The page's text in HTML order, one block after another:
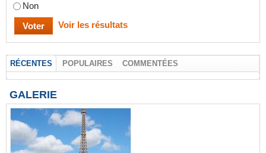
Non
Voir les résultats
RÉCENTES POPULAIRES COMMENTÉES
GALERIE